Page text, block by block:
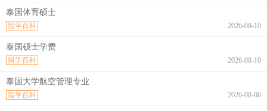
泰国体育硕士
2026-08-10
留学百科
泰国硕士学费
2026-08-10
留学百科
泰国大学航空管理专业
2026-08-06
留学百科